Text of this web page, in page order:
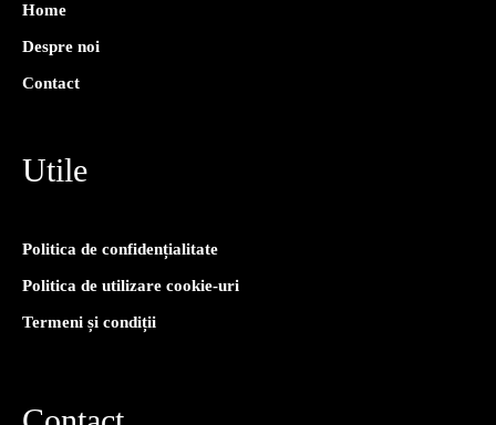
Home
Despre noi
Contact
Utile
Politica de confidențialitate
Politica de utilizare cookie-uri
Termeni și condiții